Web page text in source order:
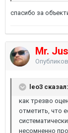
спасибо за
Mr.
leo3 сказал:
как трезво
отметить, что
несомненно